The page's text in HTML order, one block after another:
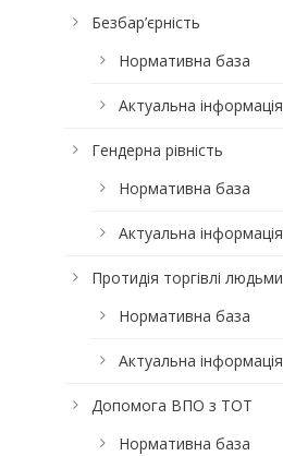
Безбар’єрність
Нормативна база
Актуальна інформація
Гендерна рівність
Нормативна база
Актуальна інформація
Протидія торгівлі людьми
Нормативна база
Актуальна інформація
Допомога ВПО з ТОТ
Нормативна база